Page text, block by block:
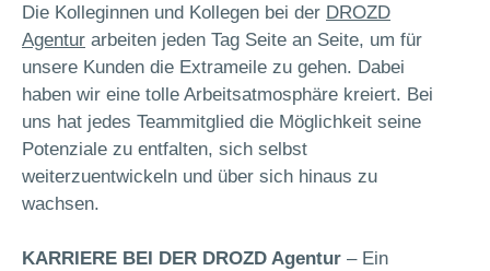
Die Kolleginnen und Kollegen bei der DROZD
Agentur arbeiten jeden Tag Seite an Seite, um für
unsere Kunden die Extrameile zu gehen. Dabei
haben wir eine tolle Arbeitsatmosphäre kreiert. Bei
uns hat jedes Teammitglied die Möglichkeit seine
Potenziale zu entfalten, sich selbst
weiterzuentwickeln und über sich hinaus zu
wachsen.
KARRIERE BEI DER DROZD Agentur – Ein